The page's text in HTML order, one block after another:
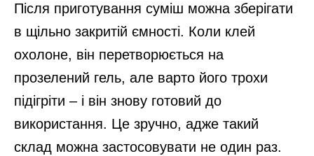
Після приготування суміш можна зберігати
в щільно закритій ємності. Коли клей
охолоне, він перетворюється на
прозелений гель, але варто його трохи
підігріти – і він знову готовий до
використання. Це зручно, адже такий
склад можна застосовувати не один раз.